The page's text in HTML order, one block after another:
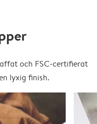
och FSC-certifierat
lyxig finish.